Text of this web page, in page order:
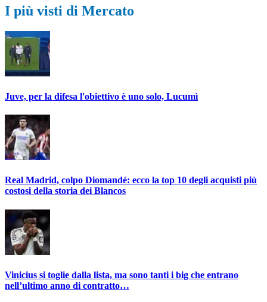
I più visti di Mercato
Juve, per la difesa l'obiettivo è uno solo, Lucumì
Real Madrid, colpo Diomandé: ecco la top 10 degli acquisti più
costosi della storia dei Blancos
Vinicius si toglie dalla lista, ma sono tanti i big che entrano
nell’ultimo anno di contratto…